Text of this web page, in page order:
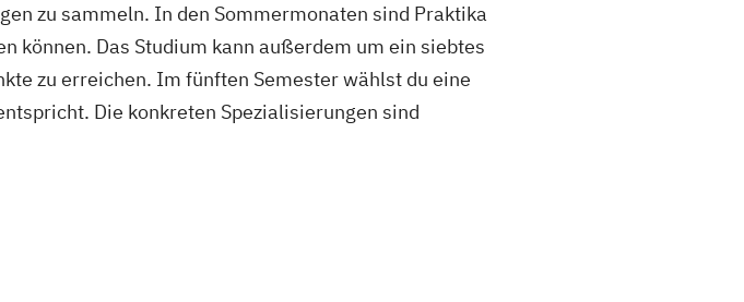
zu sammeln. In den Sommermonaten sind Praktika
können. Das Studium kann außerdem um ein siebtes
zu erreichen. Im fünften Semester wählst du eine
Die konkreten Spezialisierungen sind